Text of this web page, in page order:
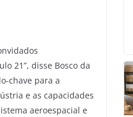
21”, disse Bosco da
chave para a
e as capacidades
aeroespacial e